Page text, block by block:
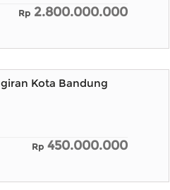
Rp 2.800.000.000
Kota Bandung
Rp 450.000.000